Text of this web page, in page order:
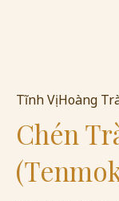
Tĩnh Vị Hoàng
Chén